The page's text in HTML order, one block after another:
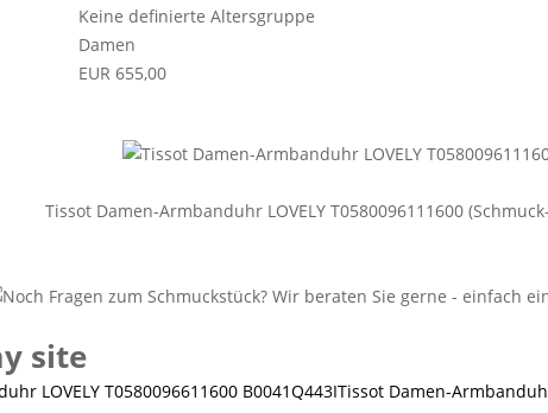
Keine definierte Altersgruppe
Damen
EUR 655,00
Tissot Damen-Armbanduhr LOVELY T0580096111600
site
Tissot Damen-